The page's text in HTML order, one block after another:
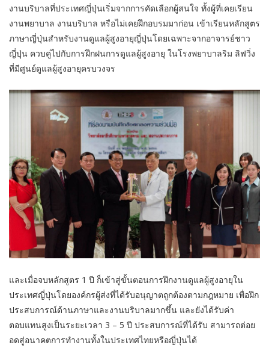
งานบริบาลที่ประเทศญี่ปุ่นเริ่มจากการคัดเลือกผู้สนใจ ทั้งผู้ที่เคยเรียน
งานพยาบาล งานบริบาล หรือไม่เคยฝึกอบรมมาก่อน เข้าเรียนหลักสูตร
ภาษาญี่ปุ่นสำหรับงานดูแลผู้สูงอายุญี่ปุ่นโดยเฉพาะจากอาจารย์ชาว
ญี่ปุ่น ควบคู่ไปกับการฝึกฝนการดูแลผู้สูงอายุ ในโรงพยาบาลริม ลิฟวิ่ง
ที่มีศูนย์ดูแลผู้สูงอายุครบวงจร
และเมื่อจบหลักสูตร 1 ปี ก็เข้าสู่ขั้นตอนการฝึกงานดูแลผู้สูงอายุใน
ประเทศญี่ปุ่นโดยองค์กรผู้ส่งที่ได้รับอนุญาตถูกต้องตามกฎหมาย เพื่อฝึก
ประสบการณ์ด้านภาษาและงานบริบาลมากขึ้น และยังได้รับค่า
ตอบแทนสูงเป็นระยะเวลา 3 – 5 ปี ประสบการณ์ที่ได้รับ สามารถต่อย
อดสู่อนาคตการทำงานทั้งในประเทศไทยหรือญี่ปุ่นได้